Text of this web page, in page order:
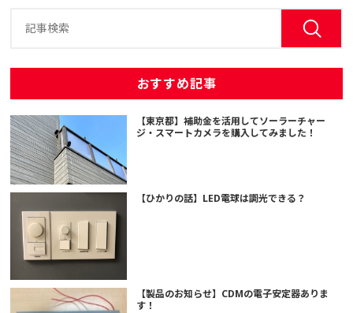
おすすめ記事
【東京都】補助金を活用してソーラーチャー
ジ・スマートカメラを購入してみました！
【ひかりの話】LED電球は調光できる？
【製品のお知らせ】CDMの電子安定器ありま
す！